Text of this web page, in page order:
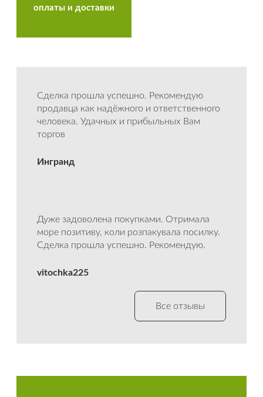
оплаты и доставки
Сделка прошла успешно. Рекомендую
продавца как надёжного и ответственного
человека. Удачных и прибыльных Вам
торгов
Ингранд
Дуже задоволена покупками. Отримала
море позитиву, коли розпакувала посилку.
Сделка прошла успешно. Рекомендую.
vitochka225
Все отзывы